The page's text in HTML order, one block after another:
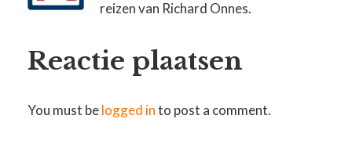
reizen van Richard Onnes.
Reactie plaatsen
You must belogged into post a comment.